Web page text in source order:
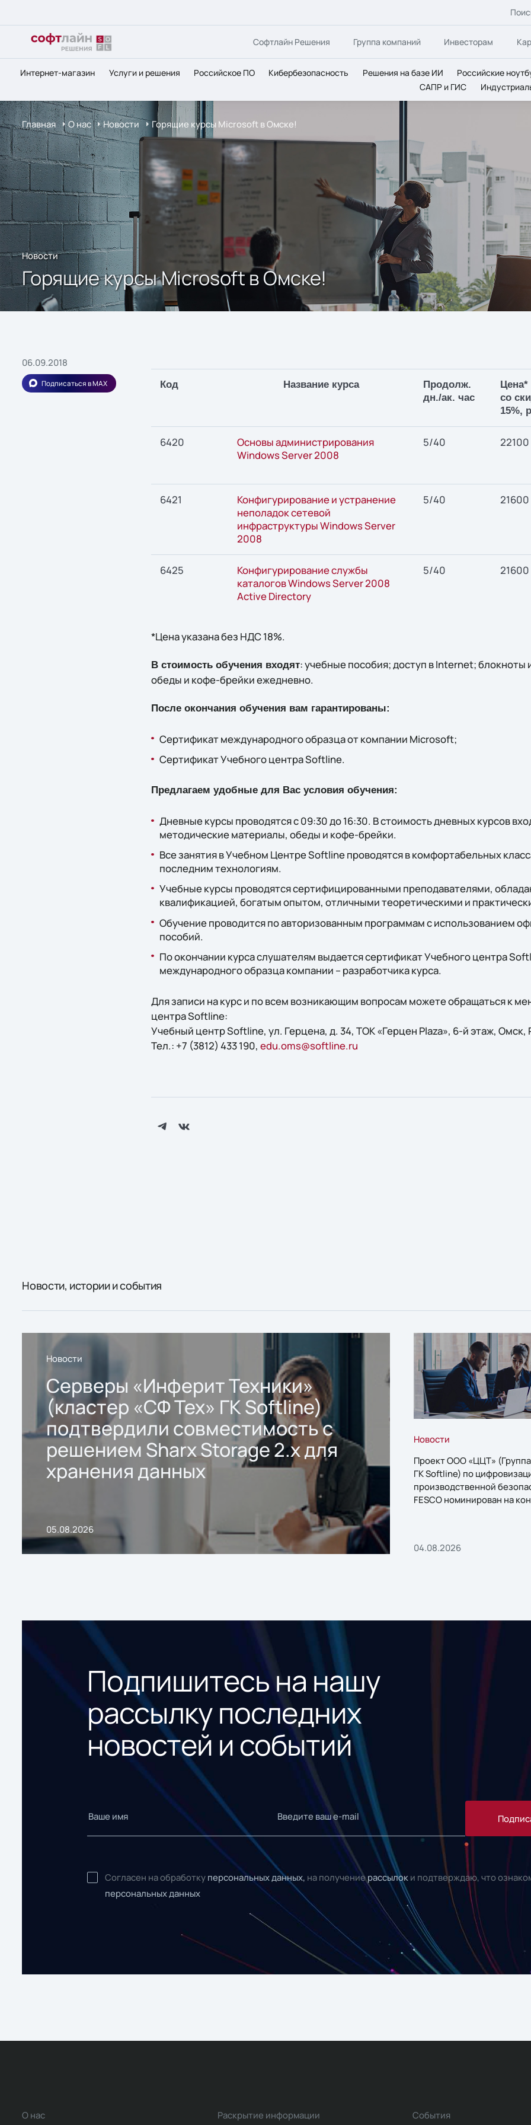
Софтлайн Решения Группа компаний Инвесторам
Интернет-магазин Услуги и решения Российское ПО Кибербезопасность Решения на базе ИИ Российские
САПР и ГИС
Главная О нас Новости Горящие курсы Microsoft в Омске!
Новости
Горящие курсы Microsoft в Омске!
06.09.2018
Подписаться в MAX Код Название курса
Продолж.
дн./ак. час
Цена*
со
15%,
6420
Основы администрирования
Windows Server 2008
5/40 22100
6421
Конфигурирование и устранение
неполадок сетевой
инфраструктуры Windows Server
2008
5/40 21600
6425
Конфигурирование службы
каталогов Windows Server 2008
Active Directory
5/40 21600
*Цена указана без НДС 18%.
В стоимость обучения входят: учебные пособия; доступ в Internet; блокноты
обеды и кофе-брейки ежедневно.
После окончания обучения вам гарантированы:
Сертификат международного образца от компании Microsoft;
Сертификат Учебного центра Softline.
Предлагаем удобные для Вас условия обучения:
Дневные курсы проводятся с 09:30 до 16:30. В стоимость дневных курсов
методические материалы, обеды и кофе-брейки.
Все занятия в Учебном Центре Softline проводятся в комфортабельных
последним технологиям.
Учебные курсы проводятся сертифицированными преподавателями,
квалификацией, богатым опытом, отличными теоретическими и
Обучение проводится по авторизованным программам с использованием
пособий.
По окончании курса слушателям выдается сертификат Учебного центра
международного образца компании – разработчика курса.
Для записи на курс и по всем возникающим вопросам можете обращаться к
центра Softline:
Учебный центр Softline, ул. Герцена, д. 34, ТОК «Герцен Plaza», 6-й этаж, Омск,
Тел.: +7 (3812) 433 190, edu.oms@softline.ru
Новости, истории и события
Новости
Серверы «Инферит Техники»
(кластер «СФ Тех» ГК Softline)
подтвердили совместимость с
решением Sharx Storage 2.x для
хранения данных
05.08.2026
Новости
Проект ООО «ЦЦТ»
ГК Softline) по
производственной
FESCO номинирован на
04.08.2026
Подпишитесь на нашу
рассылку последних
новостей и событий
Согласен на обработку персональных данных, на получениерассылок и подтверждаю, что
персональных данных
О нас Раскрытие информации События